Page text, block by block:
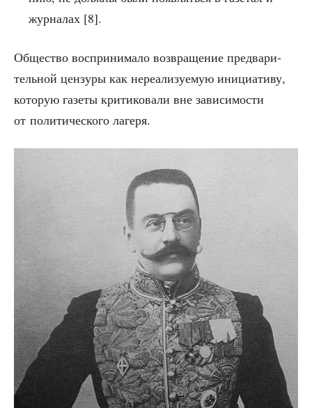
жур­на­лах [8].
Обще­ство вос­при­ни­ма­ло воз­вра­ще­ние пред­ва­ри­
тель­ной цен­зу­ры как нере­а­ли­зу­е­мую ини­ци­а­ти­ву,
кото­рую газе­ты кри­ти­ко­ва­ли вне зави­си­мо­сти
от поли­ти­че­ско­го лагеря.